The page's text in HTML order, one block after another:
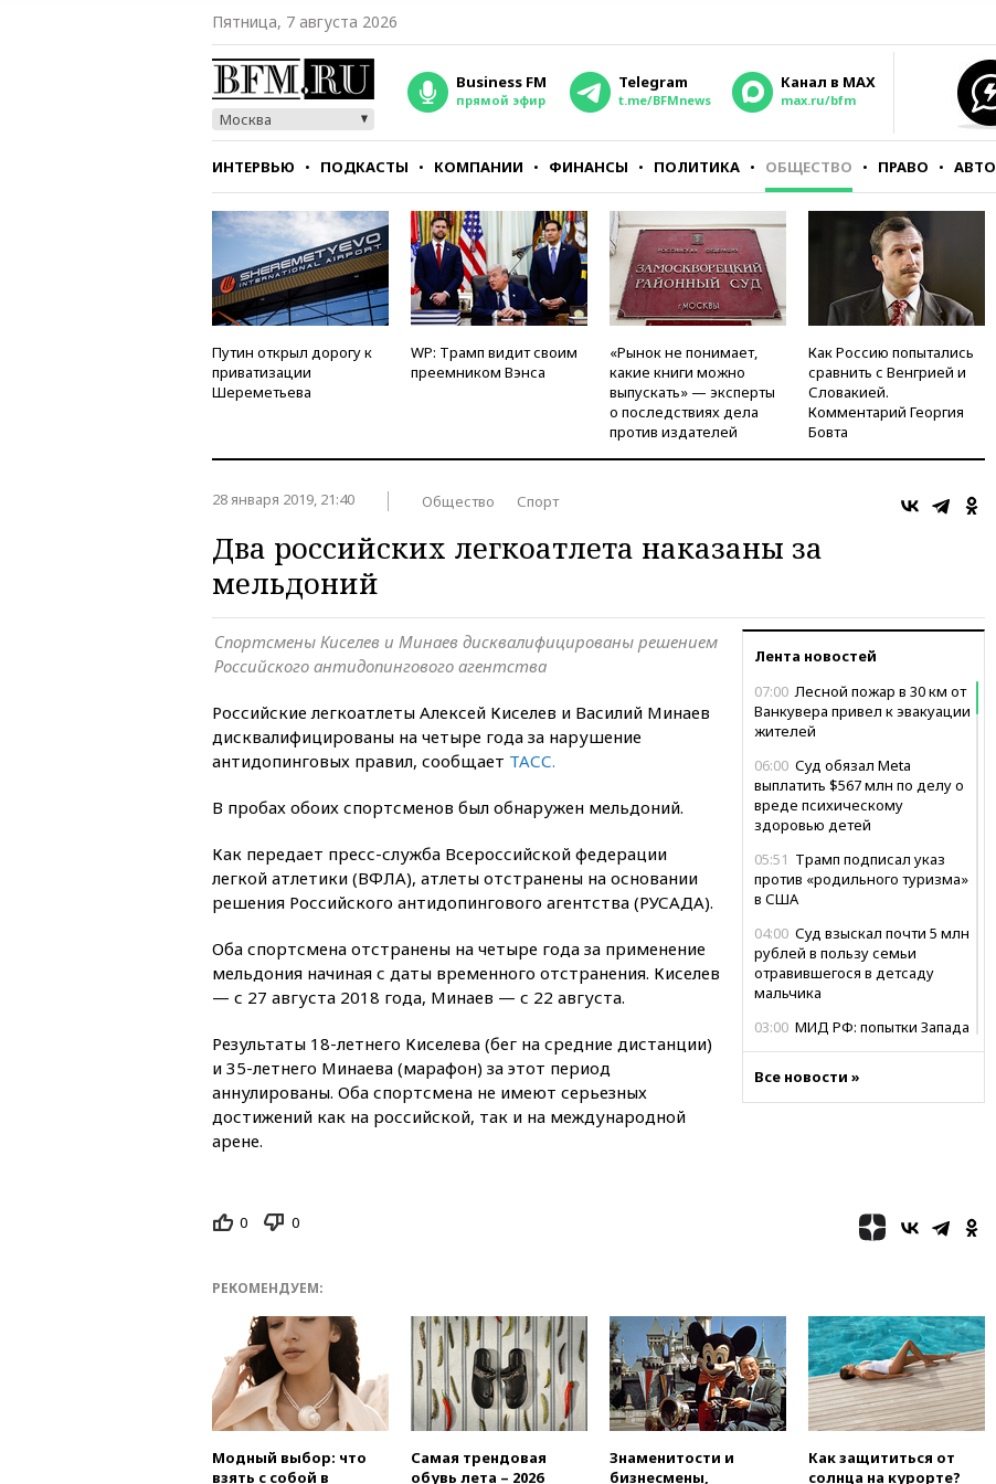
Пятница, 7 августа 2026
Москва
Business FM
прямой эфир
Telegram
t.me/BFMnews
Канал в MAX
max.ru/bfm
ИНТЕРВЬЮ ПОДКАСТЫ КОМПАНИИ ФИНАНСЫ ПОЛИТИКА ОБЩЕСТВО ПРАВО АВТО
СТИЛЬ ТЕСТЫ
Путин открыл дорогу к
приватизации
Шереметьева
WP: Трамп видит своим
преемником Вэнса
«Рынок не понимает,
какие книги можно
выпускать» — эксперты
о последствиях дела
против издателей
Как Россию попытались
сравнить с Венгрией и
Словакией.
Комментарий Георгия
Бовта
28 января 2019, 21:40 Общество Спорт
Два российских легкоатлета наказаны за
мельдоний
Лента новостей
07:00 Лесной пожар в 30 км от
Ванкувера привел к эвакуации
жителей
06:00 Суд обязал Meta
выплатить $567 млн по делу о
вреде психическому
здоровью детей
05:51 Трамп подписал указ
против «родильного туризма»
в США
04:00 Суд взыскал почти 5 млн
рублей в пользу семьи
отравившегося в детсаду
мальчика
03:00 МИД РФ: попытки Запада
02:00Ни один водоем Англии
ракетах и системах Patriot
вчера, 23:28Слуцкий призвал
признать «Яблоко»
нежелательной организацией
вчера, 23:15В Смоленске
ребенок и женщина погибли
при падении деревьев во
время урагана
Все новости »
Спортсмены Киселев и Минаев дисквалифицированы решением
Российского антидопингового агентства
Российские легкоатлеты Алексей Киселев и Василий Минаев
дисквалифицированы на четыре года за нарушение
антидопинговых правил, сообщает ТАСС.
В пробах обоих спортсменов был обнаружен мельдоний.
Как передает пресс-служба Всероссийской федерации
легкой атлетики (ВФЛА), атлеты отстранены на основании
решения Российского антидопингового агентства (РУСАДА).
Оба спортсмена отстранены на четыре года за применение
мельдония начиная с даты временного отстранения. Киселев
— с 27 августа 2018 года, Минаев — с 22 августа.
Результаты 18-летнего Киселева (бег на средние дистанции)
и 35-летнего Минаева (марафон) за этот период
аннулированы. Оба спортсмена не имеют серьезных
достижений как на российской, так и на международной
арене.
0 0
РЕКОМЕНДУЕМ:
Модный выбор: что
взять с собой в
Самая трендовая
обувь лета – 2026
Знаменитости и
бизнесмены,
Как защититься от
солнца на курорте?